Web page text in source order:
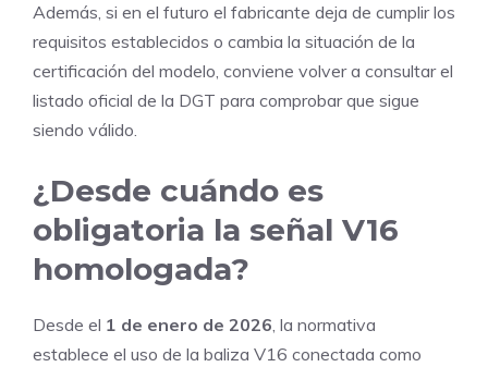
Además, si en el futuro el fabricante deja de cumplir los
requisitos establecidos o cambia la situación de la
certificación del modelo, conviene volver a consultar el
listado oficial de la DGT para comprobar que sigue
siendo válido.
¿Desde cuándo es
obligatoria la señal V16
homologada?
Desde el 1 de enero de 2026, la normativa
establece el uso de la baliza V16 conectada como